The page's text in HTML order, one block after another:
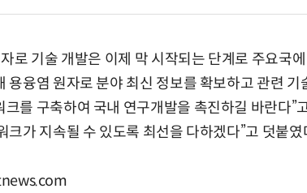
로 기술 개발은 이제 막 시작되는 단계로 주요국
용융염 원자로 분야 최신 정보를 확보하고 관련 기
를 구축하여 국내 연구개발을 촉진하길 바란다”
크가 지속될 수 있도록 최선을 다하겠다”고 덧붙였